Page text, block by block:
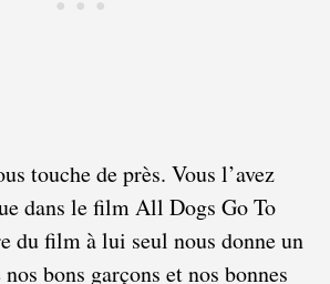
touche de près. Vous l’avez
dans le film All Dogs Go To
du film à lui seul nous donne un
bons garçons et nos bonnes